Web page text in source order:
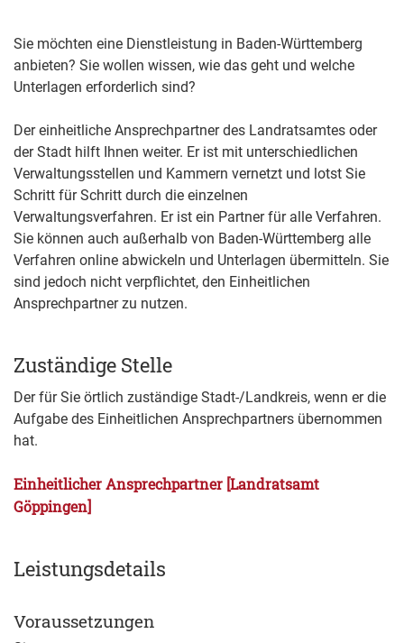
Sie möchten eine Dienstleistung in Baden-Württemberg
anbieten? Sie wollen wissen, wie das geht und welche
Unterlagen erforderlich sind?
Der einheitliche Ansprechpartner des Landratsamtes oder
der Stadt hilft Ihnen weiter. Er ist mit unterschiedlichen
Verwaltungsstellen und Kammern vernetzt und lotst Sie
Schritt für Schritt durch die einzelnen
Verwaltungsverfahren. Er ist ein Partner für alle Verfahren.
Sie können auch außerhalb von Baden-Württemberg alle
Verfahren online abwickeln und Unterlagen übermitteln. Sie
sind jedoch nicht verpflichtet, den Einheitlichen
Ansprechpartner zu nutzen.
Zuständige Stelle
Der für Sie örtlich zuständige Stadt-/Landkreis, wenn er die
Aufgabe des Einheitlichen Ansprechpartners übernommen
hat.
Einheitlicher Ansprechpartner [Landratsamt
Göppingen]
Leistungsdetails
Voraussetzungen